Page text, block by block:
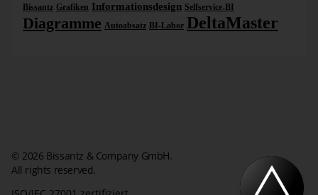
Bissantz Grafiken Informationsdesign Selfservice-BI
Diagramme Autoabsatz BI-Labor DeltaMaster
© 2026 Bissantz & Company GmbH.
All rights reserved.